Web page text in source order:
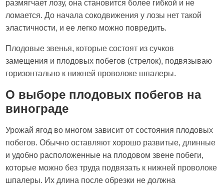
размягчает лозу, она становится более гибкой и не
ломается. До начала сокодвижения у лозы нет такой
эластичности, и ее легко можно повредить.
Плодовые звенья, которые состоят из сучков
замещения и плодовых побегов (стрелок), подвязываю
горизонтально к нижней проволоке шпалеры.
О выборе плодовых побегов на
винограде
Урожай ягод во многом зависит от состояния плодовых
побегов. Обычно оставляют хорошо развитые, длинные
и удобно расположенные на плодовом звене побеги,
которые можно без труда подвязать к нижней проволоке
шпалеры. Их длина после обрезки не должна